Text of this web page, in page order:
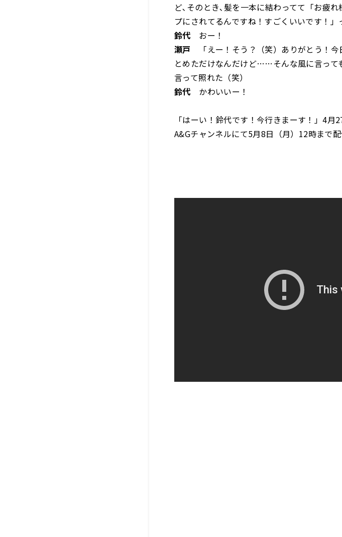
ど､そのとき､髪を一本に結わってて「お疲
プにされてるんですね！すごくいいです！」
鈴代 おー！
瀬戸 「えー！そう？（笑）ありがとう！
とめただけなんだけど……そんな風に言っ
言って照れた（笑）
鈴代 かわいいー！
「はーい！鈴代です！今行きまーす！」4
A&Gチャンネルにて5月8日（月）12時まで配